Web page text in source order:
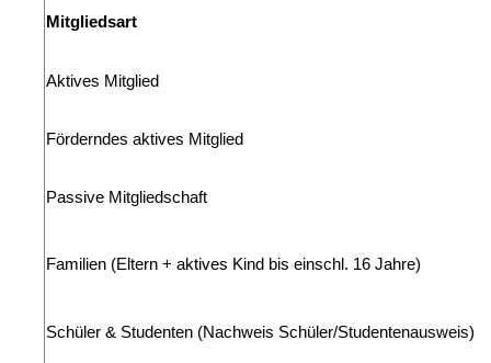
Mitgliedsart
Aktives Mitglied
Förderndes aktives Mitglied
Passive Mitgliedschaft
Familien (Eltern + aktives Kind bis einschl. 16 Jahre)
Schüler & Studenten (Nachweis Schüler/Studentenausweis)